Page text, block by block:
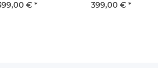
€ *
399,00 € *